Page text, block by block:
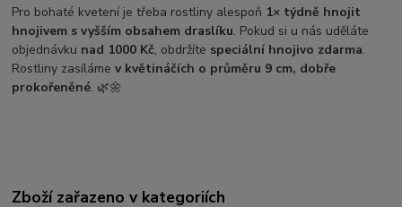
Pro bohaté kvetení je třeba rostliny alespoň 1× týdně hnojit
hnojivem s vyšším obsahem draslíku. Pokud si u nás uděláte
objednávku nad 1000 Kč, obdržíte speciální hnojivo zdarma.
Rostliny zasílámev květináčích o průměru 9 cm, dobře
prokořeněné. 🌿🌼
Zboží zařazeno v kategoriích